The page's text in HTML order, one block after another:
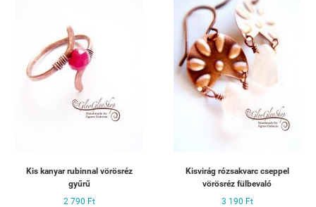
Kis kanyar rubinnal vörösréz
gyűrű
2 790 Ft
Kisvirág rózsakvarc cseppel
vörösréz fülbevaló
3 190 Ft